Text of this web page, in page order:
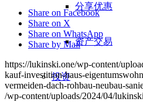
分享优惠
资产交易
投资
Share on Facebook
Share on X
Share on WhatsApp
Share by Mail
https://lukinski.one/wp-content/
kauf-investition-haus-
vermeiden-dach-rohbau-neubau-
/wp-content/uploads/2024/04/